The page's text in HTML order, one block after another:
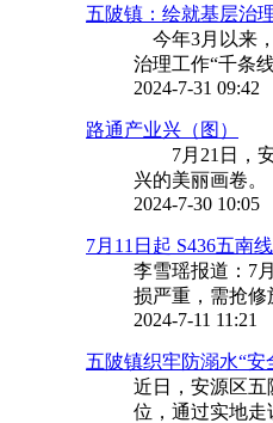
五陂镇：绘就基层治
今年3月以来
治理工作“千条
2024-7-31 09:42
路通产业兴（图）
7月21日，安
兴的美丽画卷
2024-7-30 10:05
7月11日起 S436五南
李雪瑶报道：7
损严重，需抢修
2024-7-11 11:21
五陂镇织牢防溺水“安
近日，安源区
位，通过实地走